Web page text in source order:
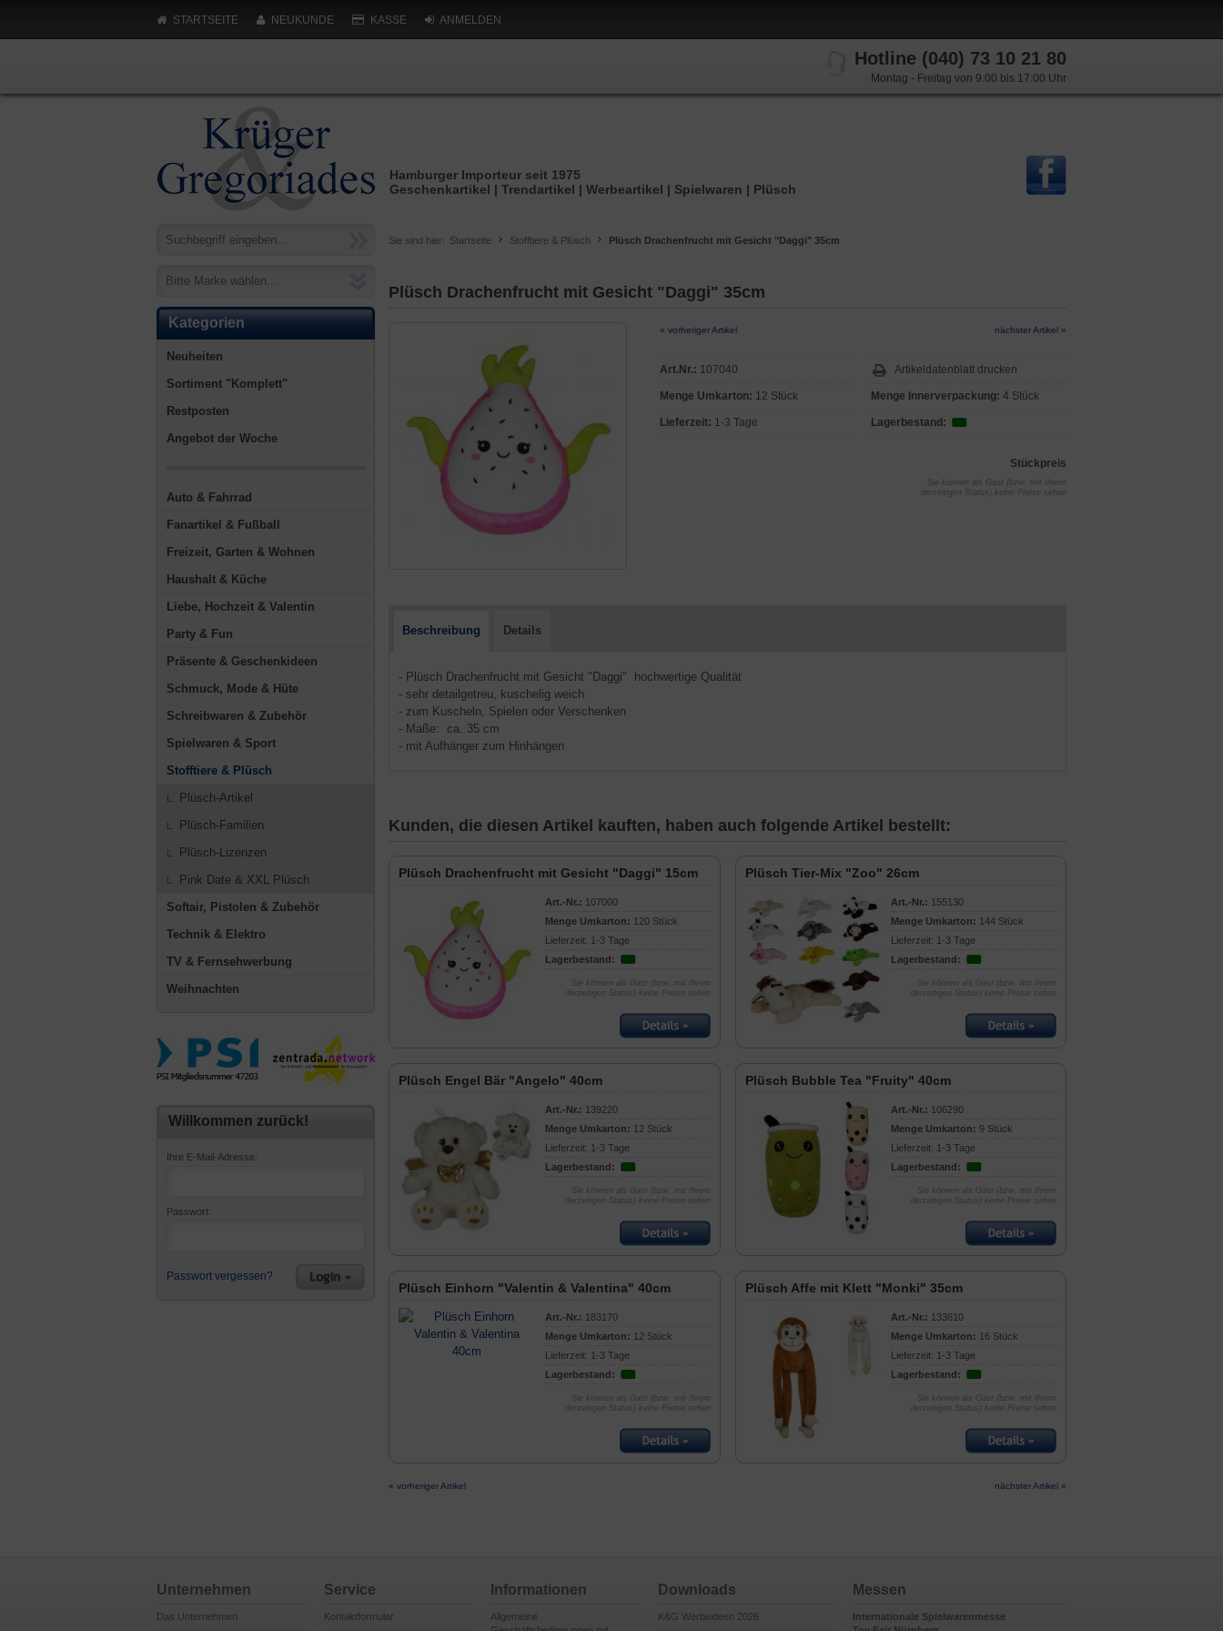
STARTSEITE NEUKUNDE KASSE ANMELDEN
Hotline (040) 73 10 21 80
Montag - Freitag von 9:00 bis 17:00 Uhr
Hamburger Importeur seit 1975
Geschenkartikel | Trendartikel | Werbeartikel | Spielwaren | Plüsch
Bitte Marke wählen...
Kategorien
Neuheiten
Sortiment "Komplett"
Restposten
Angebot der Woche
Auto & Fahrrad
Fanartikel & Fußball
Freizeit, Garten & Wohnen
Haushalt & Küche
Liebe, Hochzeit & Valentin
Party & Fun
Präsente & Geschenkideen
Schmuck, Mode & Hüte
Schreibwaren & Zubehör
Spielwaren & Sport
Stofftiere & Plüsch
Plüsch-Artikel
Plüsch-Familien
Plüsch-Lizenzen
Pink Date & XXL Plüsch
Softair, Pistolen & Zubehör
Technik & Elektro
TV & Fernsehwerbung
Weihnachten
Willkommen zurück!
Ihre E-Mail-Adresse:
Passwort:
Passwort vergessen?
Sie sind hier: Startseite Stofftiere & Plüsch Plüsch Drachenfrucht mit Gesicht "Daggi" 35cm
Plüsch Drachenfrucht mit Gesicht "Daggi" 35cm
« vorheriger Artikel nächster Artikel »
Art.Nr.: 107040
Menge Umkarton: 12 Stück
Lieferzeit: 1-3 Tage
Artikeldatenblatt drucken
Menge Innerverpackung: 4 Stück
Lagerbestand:
Stückpreis
Sie können als Gast (bzw. mit Ihrem
derzeitigen Status) keine Preise sehen
Beschreibung Details
- Plüsch Drachenfrucht mit Gesicht "Daggi" hochwertige Qualität
- sehr detailgetreu, kuschelig weich
- zum Kuscheln, Spielen oder Verschenken
- Maße: ca. 35 cm
- mit Aufhänger zum Hinhängen
Kunden, die diesen Artikel kauften, haben auch folgende Artikel bestellt:
Plüsch Drachenfrucht mit Gesicht "Daggi" 15cm
Art.-Nr.: 107000
Menge Umkarton: 120 Stück
Lieferzeit: 1-3 Tage
Lagerbestand:
Sie können als Gast (bzw. mit Ihrem
derzeitigen Status) keine Preise sehen
Plüsch Tier-Mix "Zoo" 26cm
Art.-Nr.: 155130
Menge Umkarton: 144 Stück
Lieferzeit: 1-3 Tage
Lagerbestand:
Sie können als Gast (bzw. mit Ihrem
derzeitigen Status) keine Preise sehen
Plüsch Engel Bär "Angelo" 40cm
Art.-Nr.: 139220
Menge Umkarton: 12 Stück
Lieferzeit: 1-3 Tage
Lagerbestand:
Sie können als Gast (bzw. mit Ihrem
derzeitigen Status) keine Preise sehen
Plüsch Bubble Tea "Fruity" 40cm
Art.-Nr.: 106290
Menge Umkarton: 9 Stück
Lieferzeit: 1-3 Tage
Lagerbestand:
Sie können als Gast (bzw. mit Ihrem
derzeitigen Status) keine Preise sehen
Plüsch Einhorn "Valentin & Valentina" 40cm
Art.-Nr.: 183170
Menge Umkarton: 12 Stück
Lieferzeit: 1-3 Tage
Lagerbestand:
Sie können als Gast (bzw. mit Ihrem
derzeitigen Status) keine Preise sehen
Plüsch Affe mit Klett "Monki" 35cm
Art.-Nr.: 133610
Menge Umkarton: 16 Stück
Lieferzeit: 1-3 Tage
Lagerbestand:
Sie können als Gast (bzw. mit Ihrem
derzeitigen Status) keine Preise sehen
« vorheriger Artikel nächster Artikel »
Unternehmen
Das Unternehmen
Service
Kontaktformular
Informationen
Allgemeine
Downloads
K&G Werbeideen 2026
Messen
Internationale Spielwarenmesse